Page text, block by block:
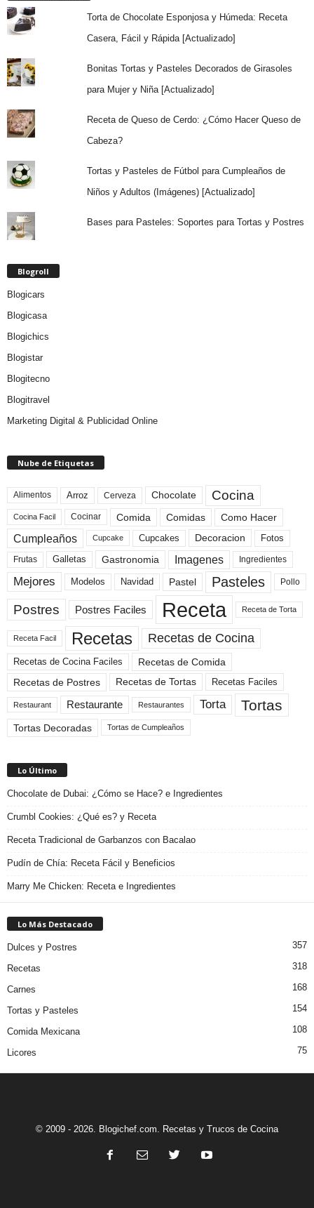
Torta de Chocolate Esponjosa y Húmeda: Receta
Casera, Fácil y Rápida [Actualizado]
Bonitas Tortas y Pasteles Decorados de Girasoles
para Mujer y Niña [Actualizado]
Receta de Queso de Cerdo: ¿Cómo Hacer Queso de
Cabeza?
Tortas y Pasteles de Fútbol para Cumpleaños de
Niños y Adultos (Imágenes) [Actualizado]
Bases para Pasteles: Soportes para Tortas y Postres
Blogroll
Blogicars
Blogicasa
Blogichics
Blogistar
Blogitecno
Blogitravel
Marketing Digital & Publicidad Online
Nube de Etiquetas
Alimentos Arroz Cerveza Chocolate Cocina
Cocina Facil Cocinar Comida Comidas Como Hacer
Cumpleaños Cupcake Cupcakes Decoracion Fotos
Frutas Galletas Gastronomia Imagenes Ingredientes
Mejores Modelos Navidad Pastel Pasteles Pollo
Postres Postres Faciles Receta Receta de Torta
Receta Facil Recetas Recetas de Cocina
Recetas de Cocina Faciles
Recetas de Comida
Recetas de Postres
Recetas de Tortas Recetas Faciles
Restaurant Restaurante Restaurantes Torta Tortas
Tortas Decoradas Tortas de Cumpleaños
Lo Último
Chocolate de Dubai: ¿Cómo se Hace? e Ingredientes
Crumbl Cookies: ¿Qué es? y Receta
Receta Tradicional de Garbanzos con Bacalao
Pudín de Chía: Receta Fácil y Beneficios
Marry Me Chicken: Receta e Ingredientes
Lo Más Destacado
Dulces y Postres 357
Recetas 318
Carnes 168
Tortas y Pasteles 154
Comida Mexicana 108
Licores 75
© 2009 - 2026. Blogichef.com. Recetas y Trucos de Cocina